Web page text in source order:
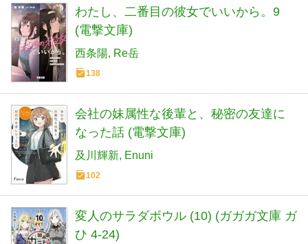
わたし、二番目の彼女でいいから。9
(電撃文庫)
西条陽 Re岳
138
会社の妹属性な後輩と、秘密の友達に
なった話 (電撃文庫)
及川輝新 Enuni
102
変人のサラダボウル (10) (ガガガ文庫 ガ
ひ 4-24)